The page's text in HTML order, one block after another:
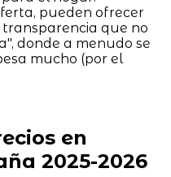
pueden ofrecer
que no
donde a menudo se
mucho (por el
en
2025-2026